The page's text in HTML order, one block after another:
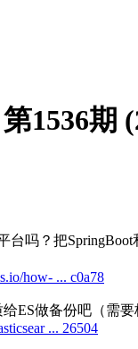
1536期
台吗？把
how- ... c0a78
ES做备份吧（需要
... 26504